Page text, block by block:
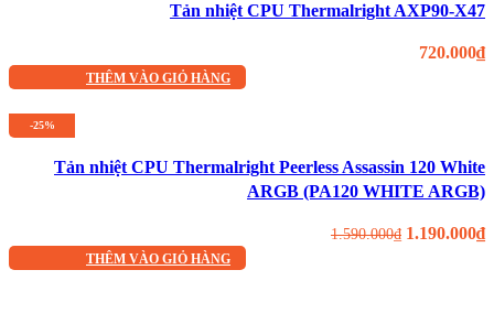
Tản nhiệt CPU Thermalright AXP90-X47
720.000₫
THÊM VÀO GIỎ HÀNG
-25%
Tản nhiệt CPU Thermalright Peerless Assassin 120 White
ARGB (PA120 WHITE ARGB)
1.590.000₫ Giá
1.190.000₫
THÊM VÀO GIỎ HÀNG